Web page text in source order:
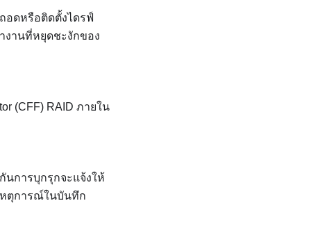
อดหรือติดตั้งไดรฟ์
งานที่หยุดชะงักของ
(CFF) RAID ภายใน
การบุกรุกจะแจ้งให้
หตุการณ์ในบันทึก